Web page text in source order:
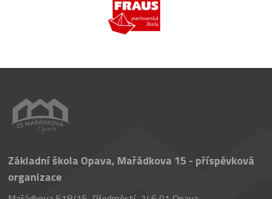
Základní škola Opava, Mařádkova 15 - příspěvková
organizace